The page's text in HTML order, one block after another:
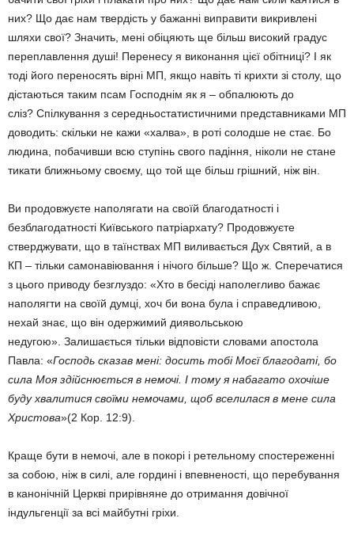
них? Що дає нам твердість у бажанні виправити викривлені
шляхи свої? Значить, мені обіцяють ще більш високий градус
переплавлення душі! Перенесу я виконання цієї обітниці? І як
тоді його переносять вірні МП, якщо навіть ті крихти зі столу, що
дістаються таким псам Господнім як я – обпалюють до
сліз? Спілкування з середньостатистичними представниками МП
доводить: скільки не кажи «халва», в роті солодше не стає. Бо
людина, побачивши всю ступінь свого падіння, ніколи не стане
тикати ближньому своєму, що той ще більш грішний, ніж він.
Ви продовжуєте наполягати на своїй благодатності і
безблагодатності Київського патріархату? Продовжуєте
стверджувати, що в таїнствах МП виливається Дух Святий, а в
КП – тільки самонавіювання і нічого більше? Що ж. Сперечатися
з цього приводу безглуздо: «Хто в бесіді наполегливо бажає
наполягти на своїй думці, хоч би вона була і справедливою,
нехай знає, що він одержимий диявольською
недугою». Залишається тільки відповісти словами апостола
Павла: «Господь сказав мені: досить тобі Моєї благодаті, бо
сила Моя здійснюється в немочі. І тому я набагато охочіше
буду хвалитися своїми немочами, щоб вселилася в мене сила
Христова»(2 Кор. 12:9).
Краще бути в немочі, але в покорі і ретельному спостереженні
за собою, ніж в силі, але гордині і впевненості, що перебування
в канонічній Церкві прирівняне до отримання довічної
індульгенції за всі майбутні гріхи.